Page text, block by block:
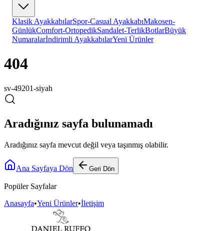
Klasik AyakkabılarSpor-Casual AyakkabıMakosen-
GünlükComfort-OrtopedikSandalet-TerlikBotlarBüyük
Numaralarİndirimli AyakkabılarYeni Ürünler
404
sv-49201-siyah
Aradığınız sayfa bulunamadı
Aradığınız sayfa mevcut değil veya taşınmış olabilir.
Ana Sayfaya Dön Geri Dön
Popüler Sayfalar
Anasayfa•Yeni Ürünler•İletişim